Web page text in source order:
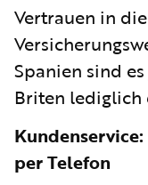
Vertrauen in
Spanien sind
Briten lediglich
per Telefon